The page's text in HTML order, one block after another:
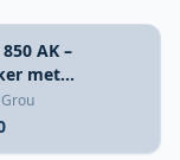
AK –
met
en
Grou